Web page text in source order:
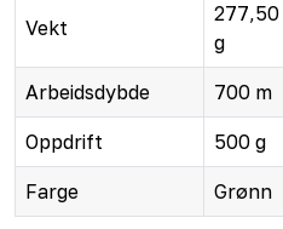
Vekt
277,50
g
Arbeidsdybde 700 m
Oppdrift 500 g
Farge Grønn